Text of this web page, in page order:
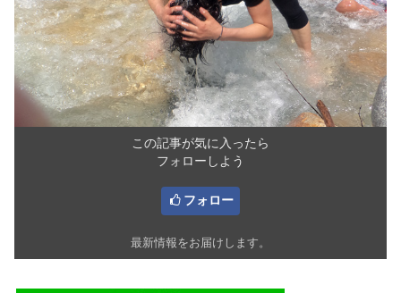
この記事が気に入ったら
フォローしよう
フォロー
最新情報をお届けします。